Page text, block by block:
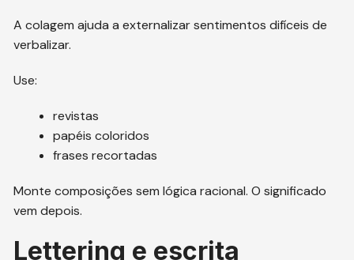
A colagem ajuda a externalizar sentimentos difíceis de
verbalizar.
Use:
revistas
papéis coloridos
frases recortadas
Monte composições sem lógica racional. O significado
vem depois.
Lettering e escrita